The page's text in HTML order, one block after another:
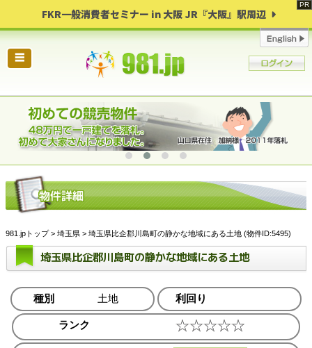
FKR一般消費者セミナー in 大阪 JR『大阪』駅周辺
☰
981.jpトップ> 埼玉県 > 埼玉県比企郡川島町の静かな地域にある土地 (物件ID:5495)
埼玉県比企郡川島町の静かな地域にある土地
種別 土地 利回り
ランク